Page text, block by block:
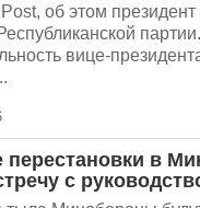
об этом
вице-
перестановки в
с